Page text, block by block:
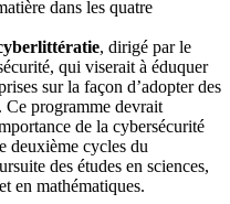
dans les quatre
, dirigé par le
qui viserait à éduquer
sur la façon d’adopter des
Ce programme devrait
de la cybersécurité
deuxième cycles du
des études en sciences,
en mathématiques.